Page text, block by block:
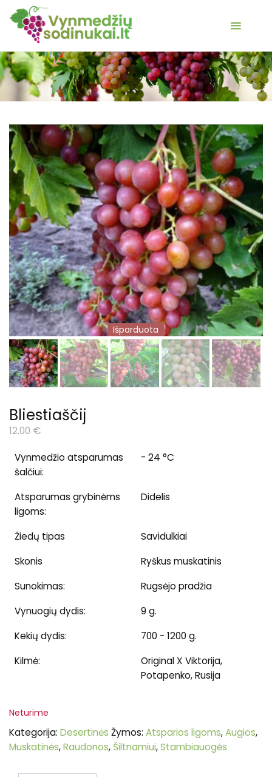
Išparduota
Bliestiaščij
12.00 €
Vynmedžio atsparumas
šalčiui:
- 24 °C
Atsparumas grybinėms
ligoms:
Didelis
Žiedų tipas
Savidulkiai
Skonis
Ryškus muskatinis
Sunokimas:
Rugsėjo pradžia
Vynuogių dydis:
9 g.
Kekių dydis:
700 - 1200 g.
Kilmė:
Original X Viktorija,
Potapenko, Rusija
Neturime
Kategorija:Desertinės Žymos:Atsparios ligoms,Augios,
Muskatinės,Raudonos, Šiltnamiui,Stambiauogės